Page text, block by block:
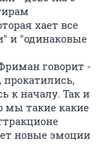
хает все
и "одинаковые
говорит -
к началу. Так и
мы такие какие
новые эмоции